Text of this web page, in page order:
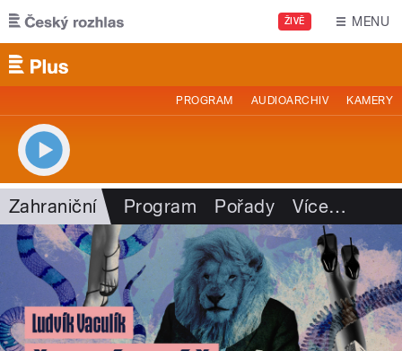
Přejít k hlavnímu obsahu
ŽIVĚ MENU
PROGRAM AUDIOARCHIV KAMERY
Zahraniční Program Pořady Více…